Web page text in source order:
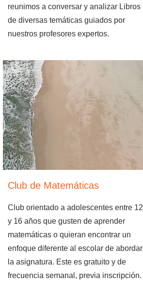
reunimos a conversar y analizar Libros
de diversas temáticas guiados por
nuestros profesores expertos.
Club de Matemáticas
Club orientado a adolescentes entre 12
y 16 años que gusten de aprender
matemáticas o quieran encontrar un
enfoque diferente al escolar de abordar
la asignatura. Este es gratuito y de
frecuencia semanal, previa inscripción.